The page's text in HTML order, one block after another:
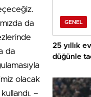
da
da
olacak
–
GENEL
25 yıllık
düğünle